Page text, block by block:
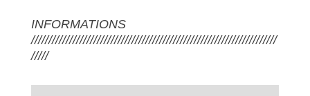
INFORMATIONS
///////////////////////////////////////////////////////////////////////
/////